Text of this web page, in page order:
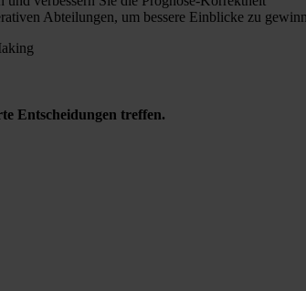
Abteilungen, um bessere Einblicke zu
Entscheidungen treffen.